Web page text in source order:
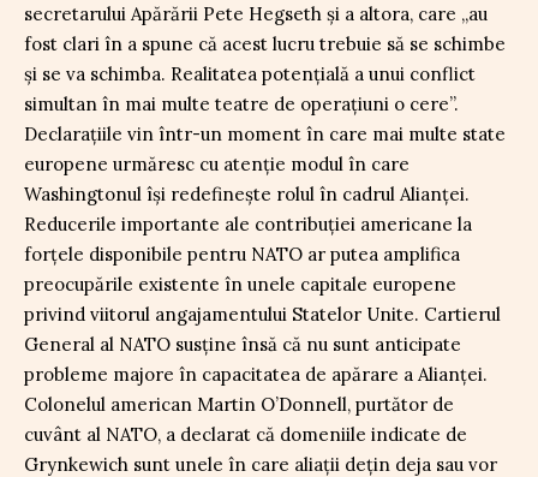
secretarului Apărării Pete Hegseth și a altora, care „au
fost clari în a spune că acest lucru trebuie să se schimbe
şi se va schimba. Realitatea potenţială a unui conflict
simultan în mai multe teatre de operaţiuni o cere”.
Declarațiile vin într-un moment în care mai multe state
europene urmăresc cu atenție modul în care
Washingtonul își redefinește rolul în cadrul Alianței.
Reducerile importante ale contribuției americane la
forțele disponibile pentru NATO ar putea amplifica
preocupările existente în unele capitale europene
privind viitorul angajamentului Statelor Unite. Cartierul
General al NATO susține însă că nu sunt anticipate
probleme majore în capacitatea de apărare a Alianței.
Colonelul american Martin O’Donnell, purtător de
cuvânt al NATO, a declarat că domeniile indicate de
Grynkewich sunt unele în care aliații dețin deja sau vor